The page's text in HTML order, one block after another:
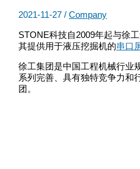
2021-11-27/Company
STONE科技自2009年起与徐
其提供用于液压挖掘机的串口
徐工集团是中国工程机械行业
系列完善、具有独特竞争力和
团。